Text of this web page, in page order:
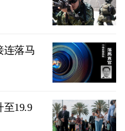
连落马
19.9